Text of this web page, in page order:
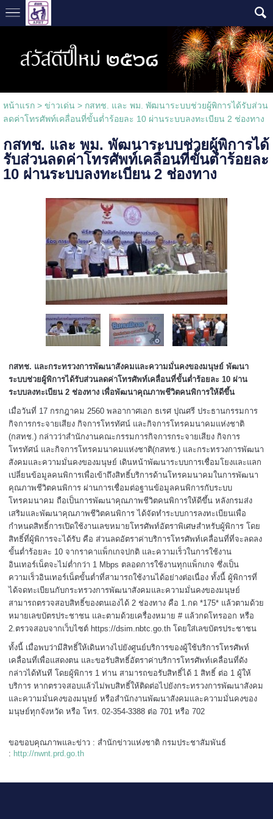
หน้าแรก> ข่าวเด่น > กสทช. และ พม. พัฒนาระบบช่วยผู้พิการได้รับส่วน
ลดค่าโทรศัพท์เคลื่อนที่ขั้นต่ำร้อยละ 10 ผ่านระบบลงทะเบียน 2 ช่องทาง
กสทช. และ พม. พัฒนาระบบช่วยผู้พิการได้
รับส่วนลดค่าโทรศัพท์เคลื่อนที่ขั้นต่ำร้อยละ
10 ผ่านระบบลงทะเบียน 2 ช่องทาง
กสทช. และกระทรวงการพัฒนาสังคมและความมั่นคงของมนุษย์ พัฒนา
ระบบช่วยผู้พิการได้รับส่วนลดค่าโทรศัพท์เคลื่อนที่ขั้นต่ำร้อยละ 10 ผ่าน
ระบบลงทะเบียน 2 ช่องทาง เพื่อพัฒนาคุณภาพชีวิตคนพิการให้ดีขึ้น
เมื่อวันที่ 17 กรกฎาคม 2560 พลอากาศเอก ธเรศ ปุณศรี ประธานกรรมการ
กิจการกระจายเสียง กิจการโทรทัศน์ และกิจการโทรคมนาคมแห่งชาติ
(กสทช.) กล่าวว่าสำนักงานคณะกรรมการกิจการกระจายเสียง กิจการ
โทรทัศน์ และกิจการโทรคมนาคมแห่งชาติ(กสทช.) และกระทรวงการพัฒนา
สังคมและความมั่นคงของมนุษย์ เดินหน้าพัฒนาระบบการเชื่อมโยงและแลก
เปลี่ยนข้อมูลคนพิการเพื่อเข้าถึงสิทธิ์บริการด้านโทรคมนาคมในการพัฒนา
คุณภาพชีวิตคนพิการ ผ่านการเชื่อมต่อฐานข้อมูลคนพิการกับระบบ
โทรคมนาคม ถือเป็นการพัฒนาคุณภาพชีวิตคนพิการให้ดีขึ้น หลังกรมส่ง
เสริมและพัฒนาคุณภาพชีวิตคนพิการ ได้จัดทำระบบการลงทะเบียนเพื่อ
กำหนดสิทธิ์การเปิดใช้งานเลขหมายโทรศัพท์อัตราพิเศษสำหรับผู้พิการ โดย
สิทธิ์ที่ผู้พิการจะได้รับ คือ ส่วนลดอัตราค่าบริการโทรศัพท์เคลื่อนที่ที่จะลดลง
ขั้นต่ำร้อยละ 10 จากราคาแพ็กเกจปกติ และความเร็วในการใช้งาน
อินเทอร์เน็ตจะไม่ต่ำกว่า 1 Mbps ตลอดการใช้งานทุกแพ็กเกจ ซึ่งเป็น
ความเร็วอินเทอร์เน็ตขั้นต่ำที่สามารถใช้งานได้อย่างต่อเนื่อง ทั้งนี้ ผู้พิการที่
ได้จดทะเบียนกับกระทรวงการพัฒนาสังคมและความมั่นคงของมนุษย์
สามารถตรวจสอบสิทธิ์ของตนเองได้ 2 ช่องทาง คือ 1.กด *175* แล้วตามด้วย
หมายเลขบัตรประชาชน และตามด้วยเครื่องหมาย # แล้วกดโทรออก หรือ
2.ตรวจสอบจากเว็บไซต์ https://dsim.nbtc.go.th โดยใส่เลขบัตรประชาชน
ทั้งนี้ เมื่อพบว่ามีสิทธิ์ให้เดินทางไปยังศูนย์บริการของผู้ใช้บริการโทรศัพท์
เคลื่อนที่เพื่อแสดงตน และขอรับสิทธิ์อัตราค่าบริการโทรศัพท์เคลื่อนที่ดัง
กล่าวได้ทันที โดยผู้พิการ 1 ท่าน สามารถขอรับสิทธิ์ได้ 1 สิทธิ์ ต่อ 1 ผู้ให้
บริการ หากตรวจสอบแล้วไม่พบสิทธิ์ให้ติดต่อไปยังกระทรวงการพัฒนาสังคม
และความมั่นคงของมนุษย์ หรือสำนักงานพัฒนาสังคมและความมั่นคงของ
มนุษย์ทุกจังหวัด หรือ โทร. 02-354-3388 ต่อ 701 หรือ 702
ขอขอบคุณภาพและข่าว : สำนักข่าวแห่งชาติ กรมประชาสัมพันธ์
: http://nwnt.prd.go.th